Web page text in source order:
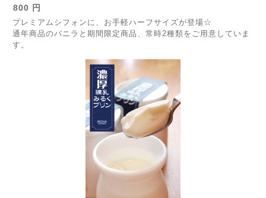
800 円
プレミアムシフォンに、お手軽ハーフサイズが登場☆
通年商品のバニラと期間限定商品、常時2種類をご用意していま
す。